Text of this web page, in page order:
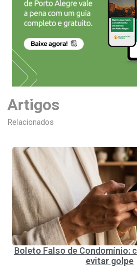
Artigos
Relacionados
Boleto Falso de Condomínio:
evitar golpe